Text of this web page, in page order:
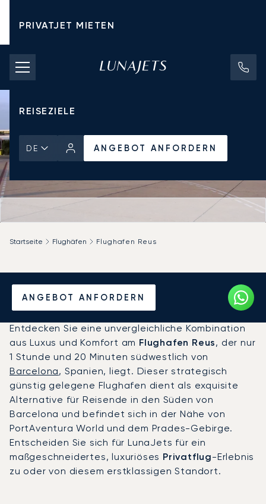
PRIVATJET MIETEN
CHARTERPREISE
PRIVATJETS
REISEZIELE
DE ANGEBOT ANFORDERN
ANGEBOT ANFORDERN
Startseite Flughäfen Flughafen Reus
Privatjet chartern zum
Flughafen Reus
Entdecken Sie eine unvergleichliche Kombination
aus Luxus und Komfort am Flughafen Reus, der nur
1 Stunde und 20 Minuten südwestlich von
Barcelona, Spanien, liegt. Dieser strategisch
günstig gelegene Flughafen dient als exquisite
Alternative für Reisende in den Süden von
Barcelona und befindet sich in der Nähe von
PortAventura World und dem Prades-Gebirge.
Entscheiden Sie sich für LunaJets für ein
maßgeschneidertes, luxuriöses Privatflug-Erlebnis
zu oder von diesem erstklassigen Standort.